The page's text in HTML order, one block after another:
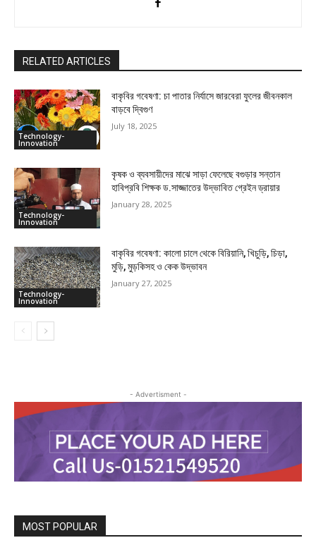
RELATED ARTICLES
Technology-
Innovation
বাকৃবির গবেষণা: চা পাতার নির্যাসে জারবেরা ফুলের জীবনকাল
বাড়বে দ্বিগুণ
July 18, 2025
Technology-
Innovation
কৃষক ও ব্যবসায়ীদের মাঝে সাড়া ফেলেছে বগুড়ার সন্তান
হাবিপ্রবি শিক্ষক ড.সাজ্জাতের উদ্ভাবিত গ্রেইন ড্রায়ার
January 28, 2025
Technology-
Innovation
বাকৃবির গবেষণা: কালো চালে থেকে বিরিয়ানি, খিচুড়ি, চিড়া,
মুড়ি, মুড়কিসহ ও কেক উদ্ভাবন
January 27, 2025
- Advertisment -
MOST POPULAR